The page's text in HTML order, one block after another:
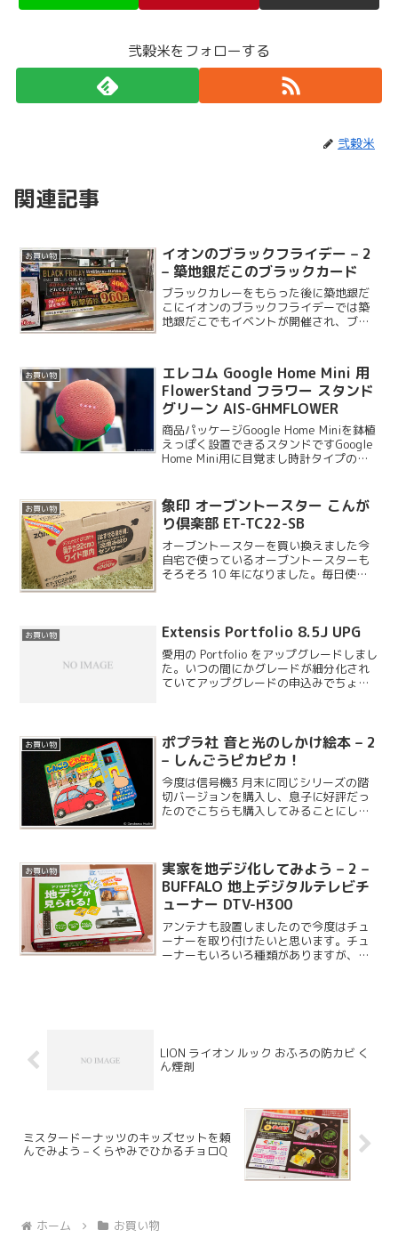
弐穀米をフォローする
弐穀米
関連記事
お買い物
イオンのブラックフライデー – 2
– 築地銀だこのブラックカード
ブラックカレーをもらった後に築地銀だ
こにイオンのブラックフライデーでは築
地銀だこでもイベントが開催され、ブラ
のでブラックカレーをもらった後、買い
物の前にフードコートに...
お買い物
エレコム Google Home Mini 用
FlowerStand フラワー スタンド
グリーン AIS-GHMFLOWER
商品パッケージGoogle Home Miniを鉢植
えっぽく設置できるスタンドですGoogle
Home Mini用に目覚まし時計タイプのス
Google Home Mini...
お買い物
象印 オーブントースター こんが
り倶楽部 ET-TC22-SB
オーブントースターを買い換えました今
自宅で使っているオーブントースターも
そろそろ 10 年になりました。毎日使っ
ンもありますし、単純...
お買い物 Extensis Portfolio 8.5J UPG
愛用の Portfolio をアップグレードしまし
た。いつの間にかグレードが細分化され
ていてアップグレードの申込みでちょい
お買い物
ポプラ社 音と光のしかけ絵本 – 2
– しんごうピカピカ！
今度は信号機3 月末に同じシリーズの踏
切バージョンを購入し、息子に好評だっ
たのでこちらも購入してみることにしま
お買い物
実家を地デジ化してみよう – 2 –
BUFFALO 地上デジタルテレビチ
ューナー DTV-H300
アンテナも設置しましたので今度はチュ
ーナーを取り付けたいと思います。チュ
ーナーもいろいろ種類がありますが、今
LION ライオン ルック おふろの防カビ く
ん煙剤
ミスタードーナッツのキッズセットを頼
んでみよう – くらやみでひかるチョロQ
ホーム お買い物